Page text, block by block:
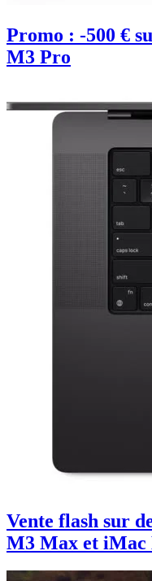
Promo : -500 €
M3 Pro
Vente flash sur
M3 Max et iMac